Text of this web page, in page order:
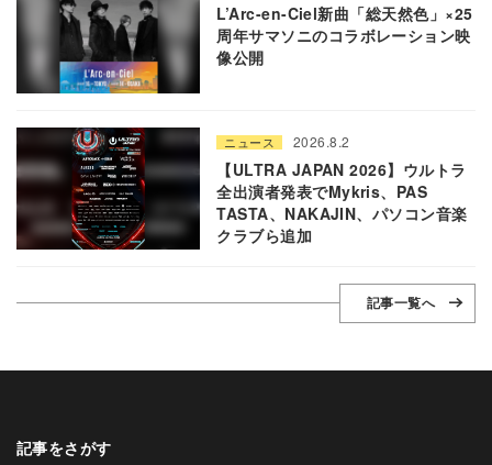
L’Arc-en-Ciel新曲「総天然色」×25
周年サマソニのコラボレーション映
像公開
ニュース 2026.8.2
【ULTRA JAPAN 2026】ウルトラ
全出演者発表でMykris、PAS
TASTA、NAKAJIN、パソコン音楽
クラブら追加
記事一覧へ
記事をさがす